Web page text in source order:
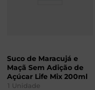
Suco de Maracujá e
Maçã Sem Adição de
Açúcar Life Mix 200ml
1 Unidade